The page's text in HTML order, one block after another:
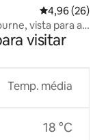
4,96 de uma
4,96 (26)
vista para a
visitar
Temp. média
18 °C